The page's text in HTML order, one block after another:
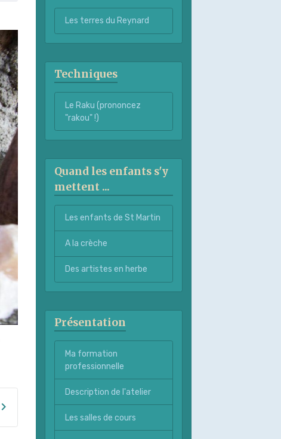
Les terres du Reynard
Techniques
Le Raku (prononcez
"rakou" !)
Quand les enfants s'y
mettent ...
Les enfants de St Martin
A la crèche
Des artistes en herbe
Présentation
Ma formation
professionnelle
Description de l'atelier
Les salles de cours